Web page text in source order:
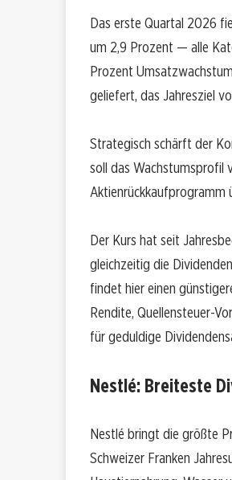
Das erste Quartal 2026
um 2,9 Prozent — alle
Prozent
geliefert, das Jahresziel
Strategisch schärft der
soll das Wachstumsprofil
Aktienrückkaufprogramm
Der Kurs hat seit
gleichzeitig die
findet hier einen
Rendite, Quellensteuer-
für geduldige
Nestlé: Breiteste
Nestlé bringt die größte
Schweizer Franken